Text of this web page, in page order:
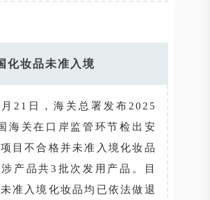
化妆品未准入境
21日，海关总署发布2025
海关在口岸监管环节检出安
目不合格并未准入境化妆品
产品共3批次发用产品。目
准入境化妆品均已依法做退